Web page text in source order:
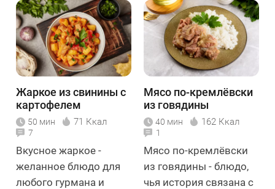
Жаркое из свинины с
картофелем
50 мин 71 Ккал
7
Вкусное жаркое -
желанное блюдо для
любого гурмана и
Мясо по-кремлёвски
из говядины
40 мин 162 Ккал
1
Мясо по-кремлёвски
из говядины - блюдо,
чья история связана с